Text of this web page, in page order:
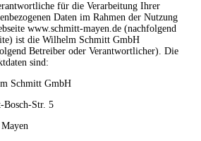
für die Verarbeitung Ihrer
Daten im Rahmen der Nutzung
www.schmitt-mayen.de (nachfolgend
ist die Wilhelm Schmitt GmbH
Betreiber oder Verantwortlicher). Die
sind:
Schmitt GmbH
Bosch-Str. 5